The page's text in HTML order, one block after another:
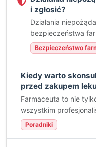
i zgłosić?
Działania
bezpieczeństwa
Bezpieczeństwo
Kiedy warto
przed zakupem
Farmaceuta to nie
wszystkim
Poradniki